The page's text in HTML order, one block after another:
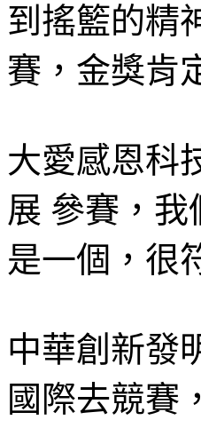
到搖籃的精
賽，金獎肯
大愛感恩科
展 參賽，
是一個，很
中華創新發
國際去競賽